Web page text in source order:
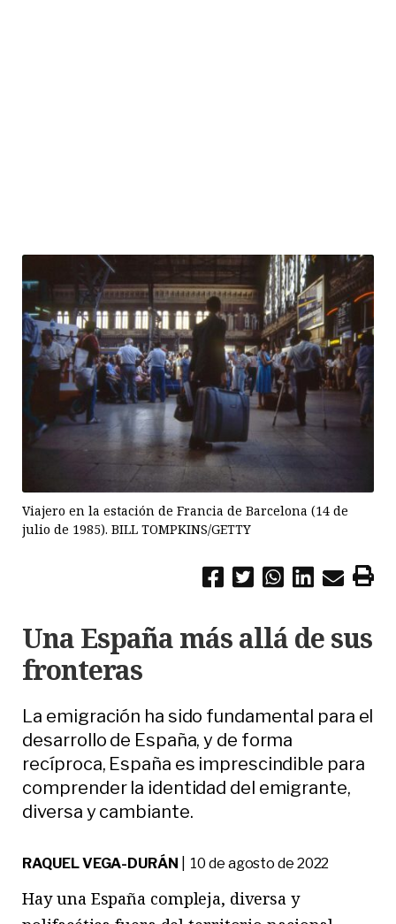
Viajero en la estación de Francia de Barcelona (14 de
julio de 1985). BILL TOMPKINS/GETTY
Una España más allá de sus
fronteras
La emigración ha sido fundamental para el
desarrollo de España, y de forma
recíproca, España es imprescindible para
comprender la identidad del emigrante,
diversa y cambiante.
RAQUEL VEGA-DURÁN | 10 de agosto de 2022
Hay una España compleja, diversa y